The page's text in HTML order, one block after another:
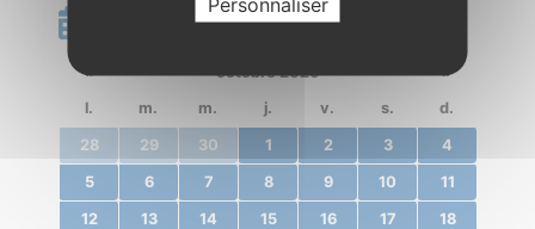
Calendrier
« octobre 2020
»
l.
m. m. j. v. s. d.
28 29 30 1 2 3 4
5 6 7 8 9 10 11
12 13 14 15 16 17 18